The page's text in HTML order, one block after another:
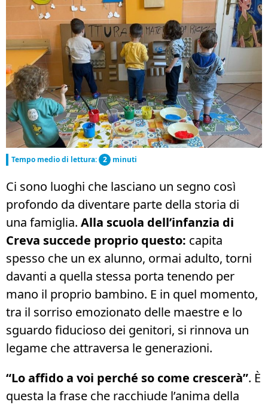
Tempo medio di lettura: 2 minuti
Ci sono luoghi che lasciano un segno così
profondo da diventare parte della storia di
una famiglia. Alla scuola dell’infanzia di
Creva succede proprio questo: capita
spesso che un ex alunno, ormai adulto, torni
davanti a quella stessa porta tenendo per
mano il proprio bambino. E in quel momento,
tra il sorriso emozionato delle maestre e lo
sguardo fiducioso dei genitori, si rinnova un
legame che attraversa le generazioni.
“Lo affido a voi perché so come crescerà”. È
questa la frase che racchiude l’anima della